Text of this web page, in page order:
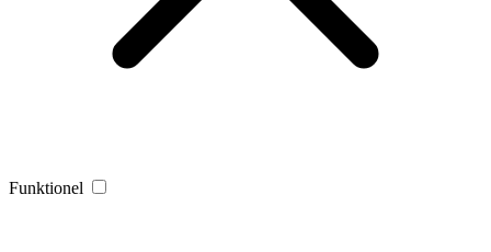
Funktionel